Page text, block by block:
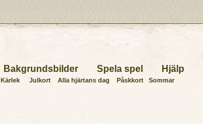
Bakgrundsbilder Spela spel Hjälp
Kärlek Julkort Alla hjärtans dag Påskkort Sommar